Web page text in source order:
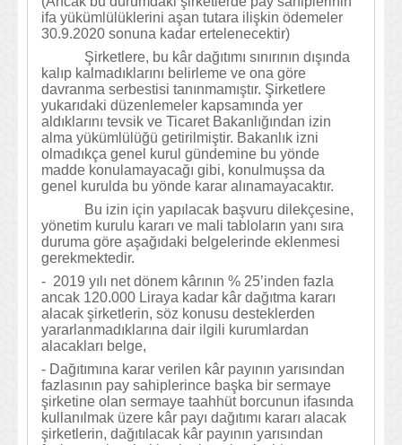
ifa yükümlülüklerini aşan tutara ilişkin ödemeler
30.9.2020 sonuna kadar ertelenecektir)
Şirketlere, bu kâr dağıtımı sınırının dışında
kalıp kalmadıklarını belirleme ve ona göre
davranma serbestisi tanınmamıştır. Şirketlere
yukarıdaki düzenlemeler kapsamında yer
aldıklarını tevsik ve Ticaret Bakanlığından izin
alma yükümlülüğü getirilmiştir. Bakanlık izni
olmadıkça genel kurul gündemine bu yönde
madde konulamayacağı gibi, konulmuşsa da
genel kurulda bu yönde karar alınamayacaktır.
Bu izin için yapılacak başvuru dilekçesine,
yönetim kurulu kararı ve mali tabloların yanı sıra
duruma göre aşağıdaki belgelerinde eklenmesi
gerekmektedir.
- 2019 yılı net dönem kârının % 25’inden fazla
ancak 120.000 Liraya kadar kâr dağıtma kararı
alacak şirketlerin, söz konusu desteklerden
yararlanmadıklarına dair ilgili kurumlardan
alacakları belge,
- Dağıtımına karar verilen kâr payının yarısından
fazlasının pay sahiplerince başka bir sermaye
şirketine olan sermaye taahhüt borcunun ifasında
kullanılmak üzere kâr payı dağıtımı kararı alacak
şirketlerin, dağıtılacak kâr payının yarısından